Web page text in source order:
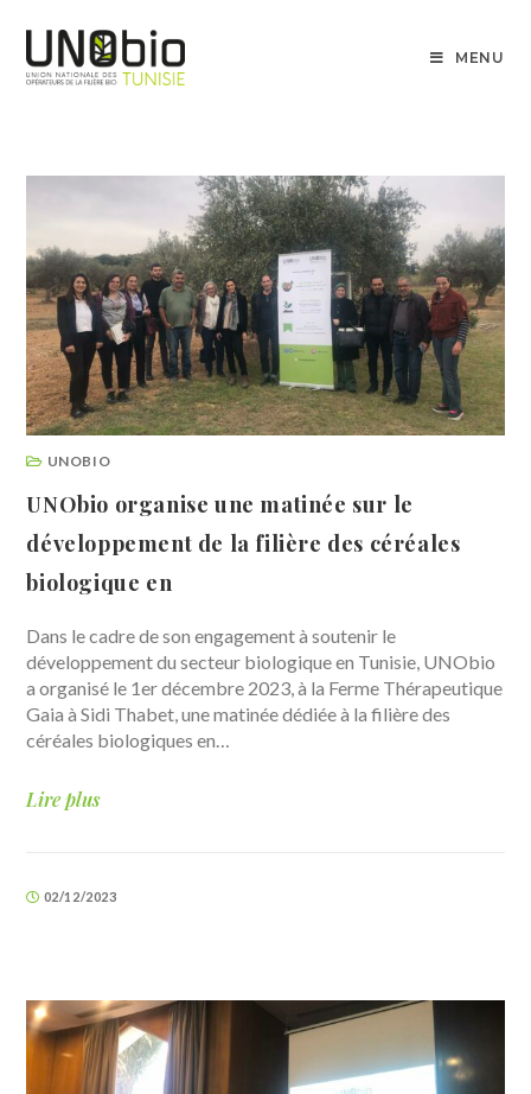
MENU
UNOBIO
UNObio organise une matinée sur le
développement de la filière des céréales
biologique en
Dans le cadre de son engagement à soutenir le
développement du secteur biologique en Tunisie, UNObio
a organisé le 1er décembre 2023, à la Ferme Thérapeutique
Gaia à Sidi Thabet, une matinée dédiée à la filière des
céréales biologiques en…
Lire plus
02/12/2023